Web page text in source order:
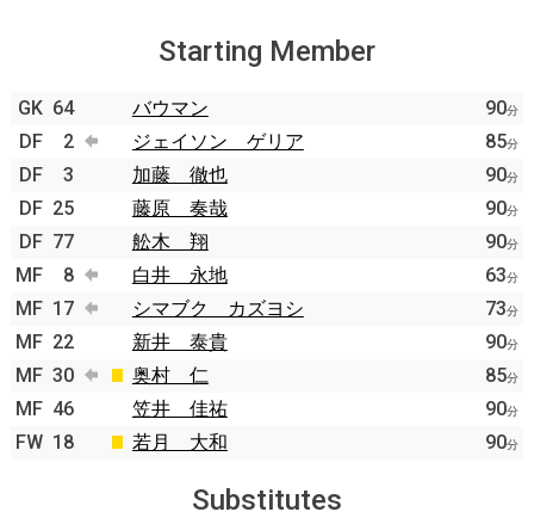
Starting Member
GK 64 バウマン 90分
DF 2 ジェイソン ゲリア 85分
DF 3 加藤 徹也 90分
DF 25 藤原 奏哉 90分
DF 77 舩木 翔 90分
MF 8 白井 永地 63分
MF 17 シマブク カズヨシ 73分
MF 22 新井 泰貴 90分
MF 30 奥村 仁 85分
MF 46 笠井 佳祐 90分
FW 18 若月 大和 90分
Substitutes